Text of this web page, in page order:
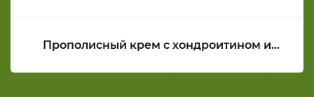
Прополисный крем с хондроитином и